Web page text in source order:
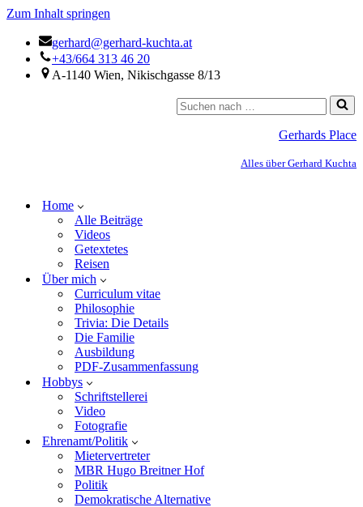
Zum Inhalt springen
gerhard@gerhard-kuchta.at
+43/664 313 46 20
A-1140 Wien, Nikischgasse 8/13
Gerhards Place
Alles über Gerhard Kuchta
Home
Alle Beiträge
Videos
Getextetes
Reisen
Über mich
Curriculum vitae
Philosophie
Trivia: Die Details
Die Familie
Ausbildung
PDF-Zusammenfassung
Hobbys
Schriftstellerei
Video
Fotografie
Ehrenamt/Politik
Mietervertreter
MBR Hugo Breitner Hof
Politik
Demokratische Alternative